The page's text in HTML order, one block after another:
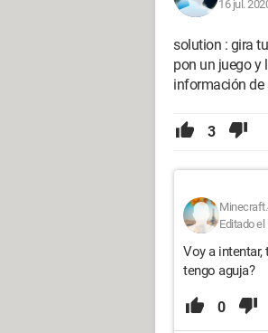
16 jul.
solution : gira
pon un juego y
información de
3
Editado el
Voy a intentar,
tengo aguja?
0